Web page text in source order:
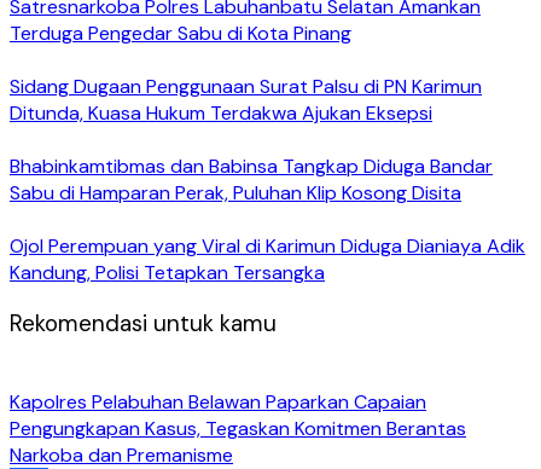
Satresnarkoba Polres Labuhanbatu Selatan Amankan
Terduga Pengedar Sabu di Kota Pinang
Sidang Dugaan Penggunaan Surat Palsu di PN Karimun
Ditunda, Kuasa Hukum Terdakwa Ajukan Eksepsi
Bhabinkamtibmas dan Babinsa Tangkap Diduga Bandar
Sabu di Hamparan Perak, Puluhan Klip Kosong Disita
Ojol Perempuan yang Viral di Karimun Diduga Dianiaya Adik
Kandung, Polisi Tetapkan Tersangka
Rekomendasi untuk kamu
Kapolres Pelabuhan Belawan Paparkan Capaian
Pengungkapan Kasus, Tegaskan Komitmen Berantas
Narkoba dan Premanisme